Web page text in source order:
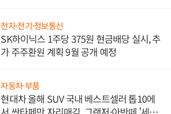
전자·전기·정보통신
SK하이닉스 1주당 375원 현금배당 실시, 추
가 주주환원 계획 9월 공개 예정
자동차·부품
현대차 올해 SUV 국내 베스트셀러 톱10에